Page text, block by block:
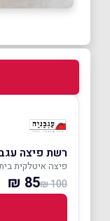
רשת פיצה
פיצה איטלקית
100 ₪
85 ₪